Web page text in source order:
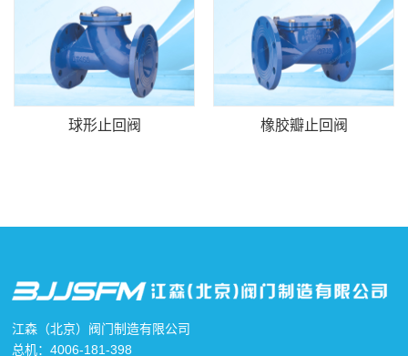
球形止回阀 橡胶瓣止回阀
江森（北京）阀门制造有限公司
总机：4006-181-398